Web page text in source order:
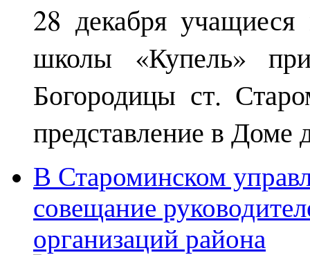
28 декабря
школы «Купель»
Богородицы ст.
представление в Доме
В Староминском
совещание
организаций района